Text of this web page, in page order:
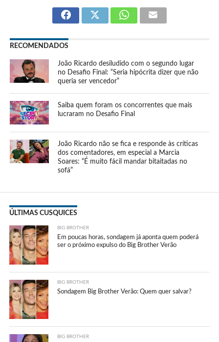
RECOMENDADOS
João Ricardo desiludido com o segundo lugar
no Desafio Final: “Seria hipócrita dizer que não
queria ser vencedor”
Saiba quem foram os concorrentes que mais
lucraram no Desafio Final
João Ricardo não se fica e responde às críticas
dos comentadores, em especial a Marcia
Soares: “É muito fácil mandar bitaitadas no
sofá”
ÚLTIMAS CUSQUICES
BIG BROTHER
Em poucas horas, sondagem já aponta quem poderá
ser o próximo expulso do Big Brother Verão
BIG BROTHER
Sondagem Big Brother Verão: Quem quer salvar?
BIG BROTHER